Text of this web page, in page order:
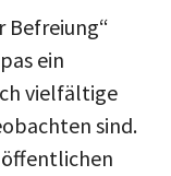
Befreiung“
ein
vielfältige
sind.
öffentlichen